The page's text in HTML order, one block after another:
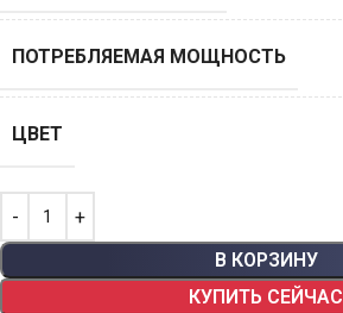
ПОТРЕБЛЯЕМАЯ МОЩНОСТЬ
ЦВЕТ
В КОРЗИНУ
КУПИТЬ СЕЙЧАС